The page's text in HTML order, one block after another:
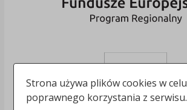
Strona używa plików cookies w celu
poprawnego korzystania z serwisu.